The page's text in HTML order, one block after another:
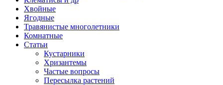
Хвойные
Ягодные
Травянистые многолетники
Комнатные
Статьи
Кустарники
Хризантемы
Частые вопросы
Пересылка растений